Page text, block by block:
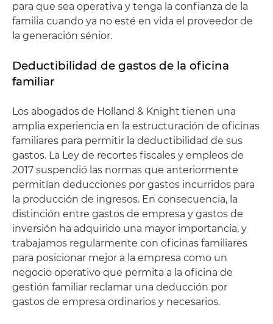
para que sea operativa y tenga la confianza de la
familia cuando ya no esté en vida el proveedor de
la generación sénior.
Deductibilidad de gastos de la oficina
familiar
Los abogados de Holland & Knight tienen una
amplia experiencia en la estructuración de oficinas
familiares para permitir la deductibilidad de sus
gastos. La Ley de recortes fiscales y empleos de
2017 suspendió las normas que anteriormente
permitían deducciones por gastos incurridos para
la producción de ingresos. En consecuencia, la
distinción entre gastos de empresa y gastos de
inversión ha adquirido una mayor importancia, y
trabajamos regularmente con oficinas familiares
para posicionar mejor a la empresa como un
negocio operativo que permita a la oficina de
gestión familiar reclamar una deducción por
gastos de empresa ordinarios y necesarios.